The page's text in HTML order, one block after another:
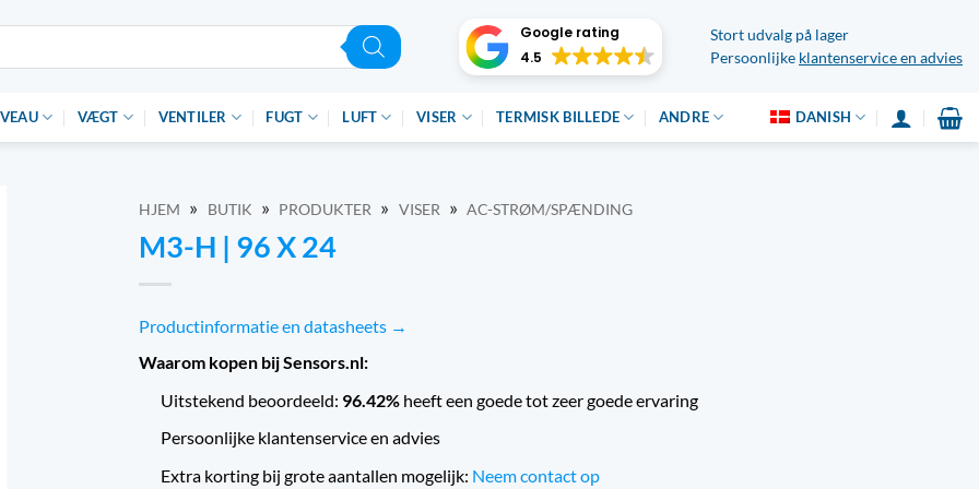
Google rating
4.5
Stort udvalg på lager
Persoonlijke klantenservice en advies
VÆGT VENTILER FUGT LUFT VISER TERMISK BILLEDE ANDRE DANISH
HJEM » BUTIK » PRODUKTER » VISER » AC-STRØM/SPÆNDING
M3-H | 96 X 24
Productinformatie en datasheets →
Waarom kopen bij Sensors.nl:
Uitstekend beoordeeld: 96.42% heeft een goede tot zeer goede ervaring
Persoonlijke klantenservice en advies
Extra korting bij grote aantallen mogelijk: Neem contact op